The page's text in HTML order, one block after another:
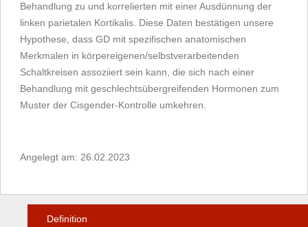
Behandlung zu und korrelierten mit einer Ausdünnung der
linken parietalen Kortikalis. Diese Daten bestätigen unsere
Hypothese, dass GD mit spezifischen anatomischen
Merkmalen in körpereigenen/selbstverarbeitenden
Schaltkreisen assoziiert sein kann, die sich nach einer
Behandlung mit geschlechtsübergreifenden Hormonen zum
Muster der Cisgender-Kontrolle umkehren.
Angelegt am: 26.02.2023
Definition